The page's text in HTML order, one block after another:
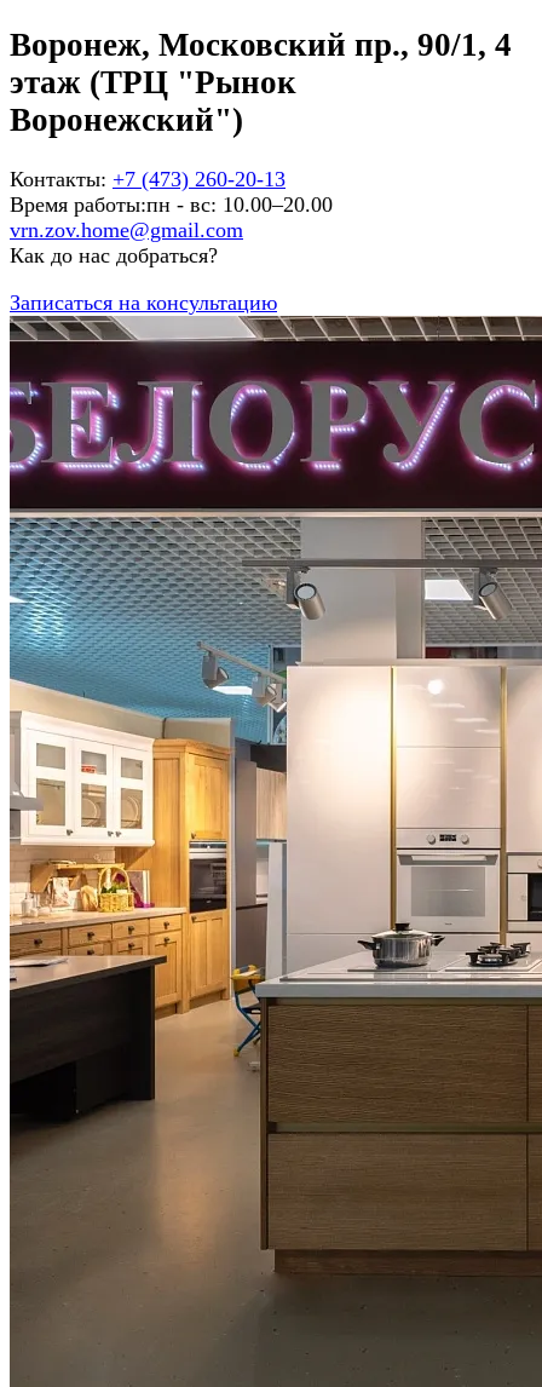
Воронеж, Московский пр., 90/1, 4
этаж (ТРЦ "Рынок
Воронежский")
Контакты: +7 (473) 260-20-13
Время работы:пн - вс: 10.00–20.00
vrn.zov.home@gmail.com
Как до нас добраться?
Записаться на консультацию